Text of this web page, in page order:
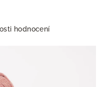
hodnocení